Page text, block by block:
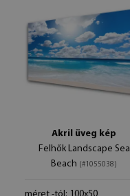
Akril üveg kép
Felhők Landscape Sea
Beach (#1055038)